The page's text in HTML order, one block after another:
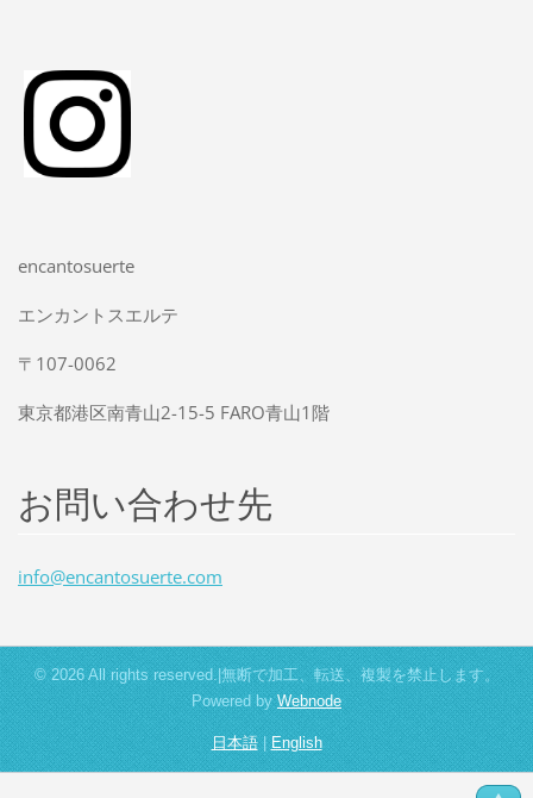
encantosuerte
エンカントスエルテ
〒107-0062
東京都港区南青山2-15-5 FARO青山1階
お問い合わせ先
info@encantosuerte.com
© 2026 All rights reserved.|無断で加工、転送、複製を禁止します。
Powered byWebnode
日本語|English